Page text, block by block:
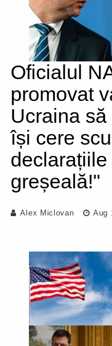
Oficialul
promovat
Ucraina
își cere
declarațiile
greșeală!"
Alex Miclovan Aug